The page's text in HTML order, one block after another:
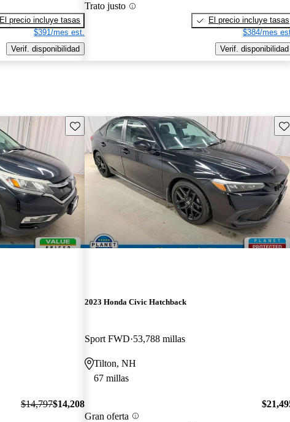
El precio incluye tasas
$391/mes est.
Verif. disponibilidad
Trato justo
El precio incluye tasas
$384/mes
Verif. disponibilidad
Guarda este Aviso
$14,797$14,208
2023 Honda Civic Hatchback
Sport FWD 53,788 millas
Tilton, NH
67 millas
Gran oferta